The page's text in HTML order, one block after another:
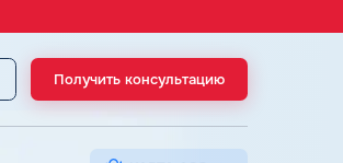
Получить консультацию